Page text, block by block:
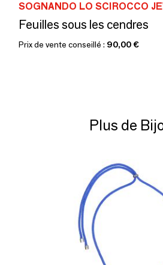
SOGNANDO LO SCIROCCO
Feuilles sous les cendres
Prix de vente conseillé : 90,00 €
Plus de